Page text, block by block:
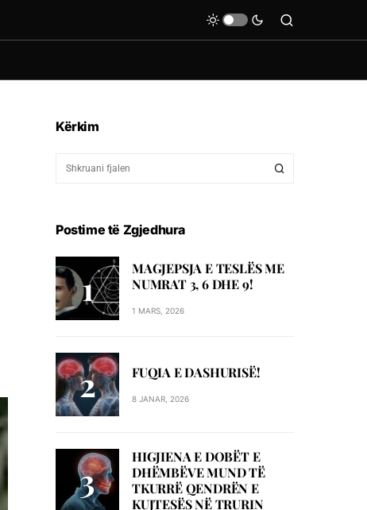
Kërkim
Postime të Zgjedhura
MAGJEPSJA E TESLËS ME
NUMRAT 3, 6 DHE 9!
1 MARS, 2026
FUQIA E DASHURISË!
8 JANAR, 2026
HIGJIENA E DOBËT E
DHËMBËVE MUND TË
TKURRË QENDRËN E
KUJTESËS NË TRURIN